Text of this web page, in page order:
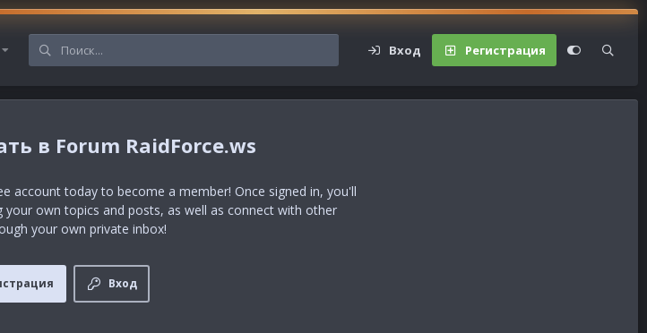
Вход Регистрация
Forum RaidForce.ws
account today to become a member! Once signed in, you'll
own topics and posts, as well as connect with other
your own private inbox!
Вход